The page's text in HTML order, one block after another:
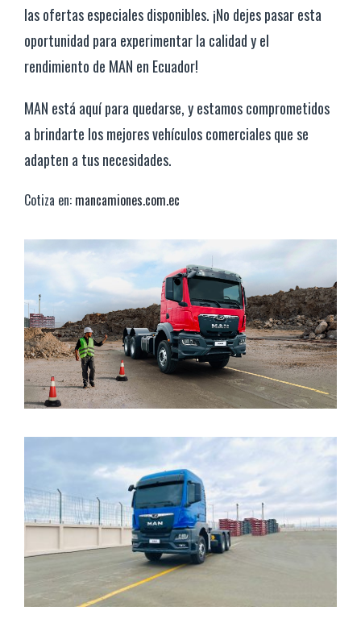
las ofertas especiales disponibles. ¡No dejes pasar esta
oportunidad para experimentar la calidad y el
rendimiento de MAN en Ecuador!
MAN está aquí para quedarse, y estamos comprometidos
a brindarte los mejores vehículos comerciales que se
adapten a tus necesidades.
Cotiza en: mancamiones.com.ec